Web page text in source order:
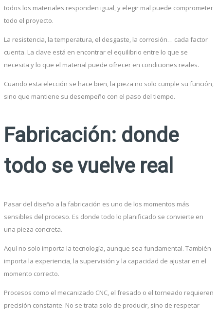
todos los materiales responden igual, y elegir mal puede comprometer
todo el proyecto.
La resistencia, la temperatura, el desgaste, la corrosión… cada factor
cuenta. La clave está en encontrar el equilibrio entre lo que se
necesita y lo que el material puede ofrecer en condiciones reales.
Cuando esta elección se hace bien, la pieza no solo cumple su función,
sino que mantiene su desempeño con el paso del tiempo.
Fabricación: donde
todo se vuelve real
Pasar del diseño a la fabricación es uno de los momentos más
sensibles del proceso. Es donde todo lo planificado se convierte en
una pieza concreta.
Aquí no solo importa la tecnología, aunque sea fundamental. También
importa la experiencia, la supervisión y la capacidad de ajustar en el
momento correcto.
Procesos como el mecanizado CNC, el fresado o el torneado requieren
precisión constante. No se trata solo de producir, sino de respetar